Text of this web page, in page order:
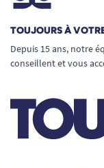
TOUJOURS À
Depuis 15 ans, notre
conseillent et vous